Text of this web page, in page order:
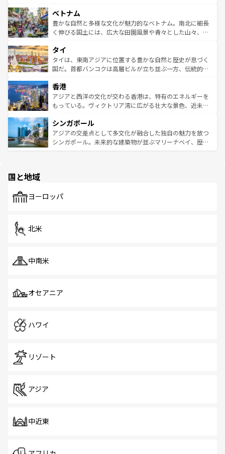
参照してほしい。
容にもいいと評判のスイーツなど、バラエティ豊かな料理
が味わえる。 なお、新着の台湾情報は コンテンツ一覧を参
照してほしい。
き、地方に足を延ばせば四季折々の自然美を楽しむことが
できる。そして、キムチや焼肉、絶品のストリートフード
まで、さまざまな韓国料理が待っている。夜には、韓国な
リティに包まれながら、韓国の多彩な魅力を心ゆくまで味
わってみてほしい。 なお、新着の韓国情報はコンテンツ一
覧を参照してほしい。
ベトナム
豊かな自然と多様な文化が魅力的なベトナム。南北に細長
く伸びる国土には、広大な田園風景や青々とした山々、世
急速な発展と共に伝統が息づく。ハノイの古い町並みやホ
ーチミン市のフランス統治時代の建物も、独特の雰囲気を
醸し出している。また、バラエティの豊かさとおいしさで
とつ。フォーやバインミー、ベトナムコーヒーなどは、ぜ
ひ現地で味わいたい。どの地域を訪れてもあたたかい人々
が旅行者を迎えてくれるので、きっと忘れられない旅にな
参照してほしい。
タイ
タイは、東南アジアに位置する豊かな自然と歴史が息づく
国だ。首都バンコクは高層ビルが立ち並ぶ一方、伝統的な
の活気が交差している。北部ではチェンマイなどの山岳地
帯で自然と触れ合い、南部ではプーケットやクラビの美し
いビーチでリゾート気分を楽しむことができる。タイ料理
激する。気候は一年中温暖で、どの季節にも異なる楽しみ
が待っている。親しみやすいタイの人々、仏教を中心とし
た文化、そして多様な観光資源が、訪れる旅人を魅了し続
香港
アジアと西洋の文化が交わる香港は、特有のエネルギーを
もっている。ヴィクトリア湾に広がる壮大な景色、近未来
み、どこを訪れても感動するはず。観光スポットが密集し
ており、効率よく見どころを回れるのも魅力。息をのむよ
うな絶景から文化的な体験まで、香港を存分に楽しみ尽く
シンガポール
アジアの交差点として多文化が融合した独自の魅力を放つ
シンガポール。未来的な建築物が並ぶマリーナベイ、歴史
で、ホーカーズは地元の風情を楽しめる外せないスポット
国と地域
ヨーロッパ
北米
中南米
オセアニア
ハワイ
リゾート
アジア
中近東